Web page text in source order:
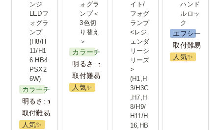
(H8/H11/H16
PSX26W)
ンジ
LEDフ
ォグラ
ンプ
(H8/H
11/H1
6 HB4
PSX2
6W)
カラーチェンジ
明るさ: ★★★
取付難易度：★
人気✨️
ォグラ
ンプ＜
3色切
り替え
＞
カラーチェンジ
明るさ: ★★★
取付難易度：★
人気✨️
ジェンダリ
ーシリーズ>
(H1,H3/H3C,H7,H8/H9/H11/
イト/
フォグ
ランプ
<レジ
ェンダ
リーシ
リーズ
>
(H1,H
3/H3C
,H7,H
8/H9/
H11/H
16,HB
ハンド
ルロッ
ク
エフシーエル
取付難易度：
人気✨️